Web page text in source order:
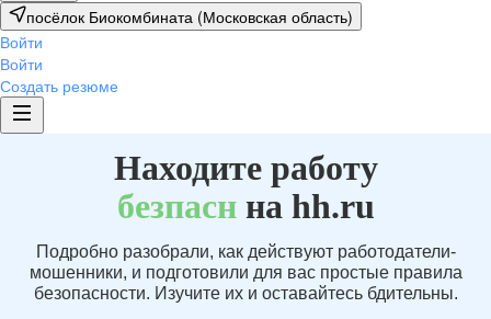
посёлок Биокомбината (Московская область)
Войти
Войти
Создать резюме
Находите работу
безпаснна hh.ru
Подробно разобрали, как действуют работодатели-
мошенники, и подготовили для вас простые правила
безопасности. Изучите их и оставайтесь бдительны.